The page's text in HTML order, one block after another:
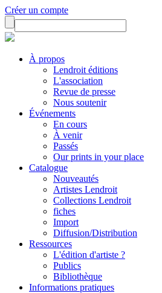
Créer un compte
À propos
Lendroit éditions
L'association
Revue de presse
Nous soutenir
Événements
En cours
À venir
Passés
Our prints in your place
Catalogue
Nouveautés
Artistes Lendroit
Collections Lendroit
fiches
Import
Diffusion/Distribution
Ressources
L'édition d'artiste ?
Publics
Bibliothèque
Informations pratiques